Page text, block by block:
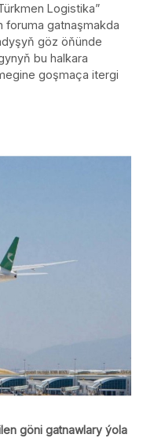
Logistika”
foruma gatnaşmakda
göz öňünde
bu halkara
goşmaça itergi
göni gatnawlary ýola